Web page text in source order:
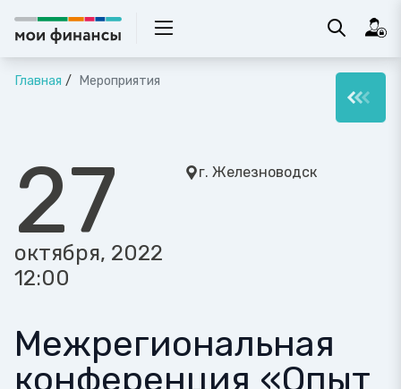
Главная Мероприятия
27
октября, 2022
12:00
г. Железноводск
Межрегиональная
конференция «Опыт